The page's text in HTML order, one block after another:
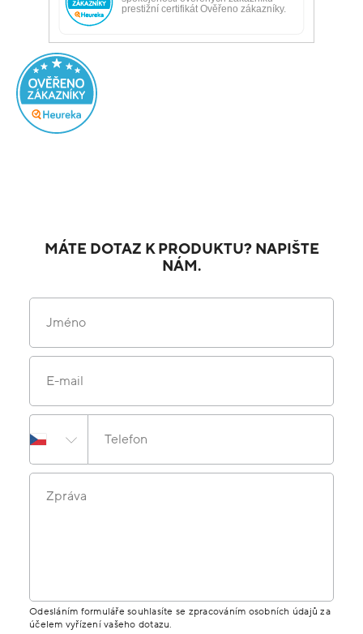
MÁTE DOTAZ K PRODUKTU? NAPIŠTE
NÁM.
Jméno
E-mail
Telefon
Zpráva
Odesláním formuláře souhlasíte se zpracováním osobních údajů za
účelem vyřízení vašeho dotazu.